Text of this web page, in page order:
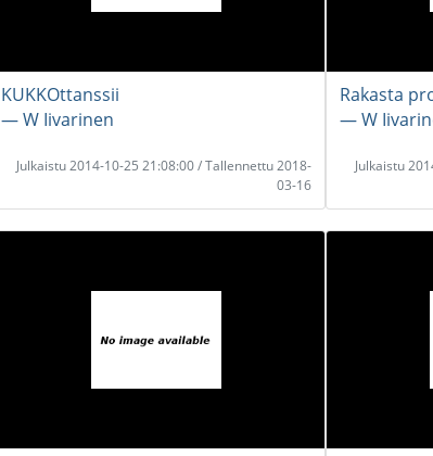
KUKKOttanssii
― W Iivarinen
Julkaistu 2014-10-25 21:08:00 / Tallennettu 2018-
03-16
Rakasta
― W
Julkaistu